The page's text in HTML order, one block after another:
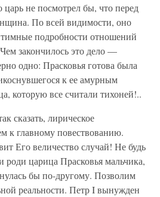
не посмотрел бы, что перед
По всей видимости, оно
подробности отношений
закончилось это дело —
одно: Прасковья готова была
к ее амурным
которую все считали тихоней!..
сказать, лирическое
к главному повествованию.
Его величество случай! Не будь
царица Прасковья мальчика,
бы по-другому. Позволим
реальности. Петр I вынужден